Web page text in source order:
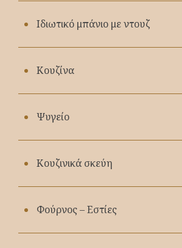
Ιδιωτικό μπάνιο με ντουζ
Κουζίνα
Ψυγείο
Κουζινικά σκεύη
Φούρνος – Εστίες